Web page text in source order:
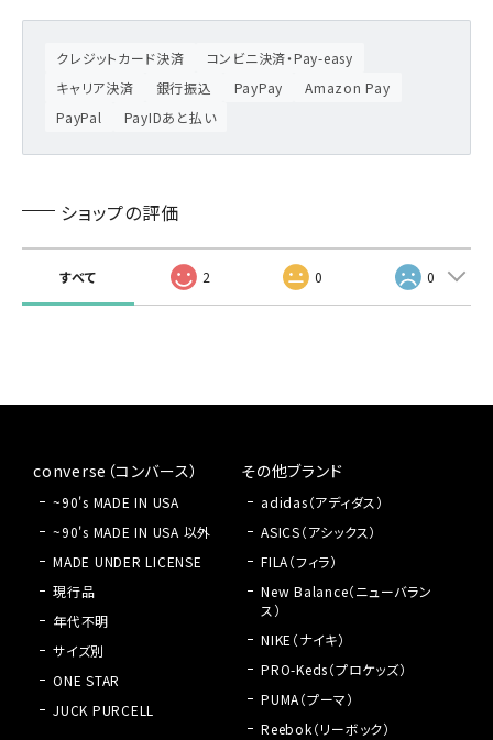
converse（コンバース）
~90's MADE IN USA
~90's MADE IN USA 以外
MADE UNDER LICENSE
現行品
年代不明
サイズ別
ONE STAR
JUCK PURCELL
その他ブランド
adidas（アディダス）
ASICS（アシックス）
FILA（フィラ）
New Balance（ニューバラン
ス）
NIKE（ナイキ）
PRO-Keds（プロケッズ）
PUMA（プーマ）
Reebok（リーボック）
クレジットカード決済
コンビニ決済・Pay-easy
キャリア決済
銀行振込 PayPay
Amazon Pay
PayPal
PayIDあと払い
ショップの評価
すべて 2 0 0